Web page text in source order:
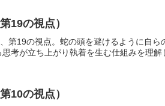
の視点）
第19の視点。蛇の頭を避けるように自ら
考が立ち上がり執着を生む仕組みを理解
の視点）